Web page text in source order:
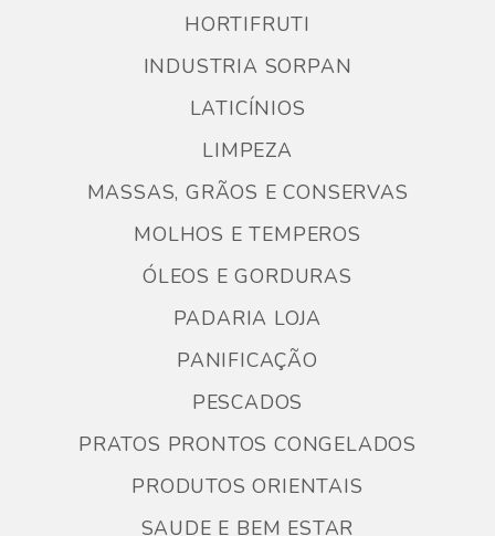
HORTIFRUTI
INDUSTRIA SORPAN
LATICÍNIOS
LIMPEZA
MASSAS, GRÃOS E CONSERVAS
MOLHOS E TEMPEROS
ÓLEOS E GORDURAS
PADARIA LOJA
PANIFICAÇÃO
PESCADOS
PRATOS PRONTOS CONGELADOS
PRODUTOS ORIENTAIS
SAUDE E BEM ESTAR